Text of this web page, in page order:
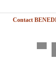
Contact